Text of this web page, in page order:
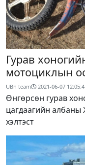
Гурав
мотоциклын
UBn team 2021-06-07
Өнгөрсөн гурав
цагдаагийн
хэлтэст